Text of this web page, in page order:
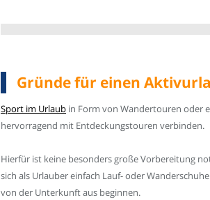
Gründe für einen
Sport im Urlaub in Form von Wandertouren oder
hervorragend mit Entdeckungstouren verbinden.
Hierfür ist keine besonders große Vorbereitung
sich als Urlauber einfach Lauf- oder
von der Unterkunft aus beginnen.